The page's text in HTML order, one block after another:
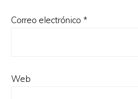
Correo electrónico *
Web